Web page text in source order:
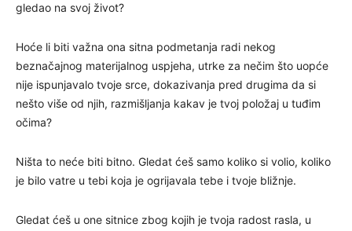
gledao na svoj život?
Hoće li biti važna ona sitna podmetanja radi nekog
beznačajnog materijalnog uspjeha, utrke za nečim što uopće
nije ispunjavalo tvoje srce, dokazivanja pred drugima da si
nešto više od njih, razmišljanja kakav je tvoj položaj u tuđim
očima?
Ništa to neće biti bitno. Gledat ćeš samo koliko si volio, koliko
je bilo vatre u tebi koja je ogrijavala tebe i tvoje bližnje.
Gledat ćeš u one sitnice zbog kojih je tvoja radost rasla, u